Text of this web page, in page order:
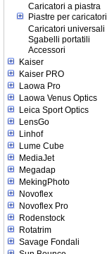
Caricatori a piastra
Piastre per caricatori
Caricatori universali
Sgabelli portatili
Accessori
Kaiser
Kaiser PRO
Laowa Pro
Laowa Venus Optics
Leica Sport Optics
LensGo
Linhof
Lume Cube
MediaJet
Megadap
MekingPhoto
Novoflex
Novoflex Pro
Rodenstock
Rotatrim
Savage Fondali